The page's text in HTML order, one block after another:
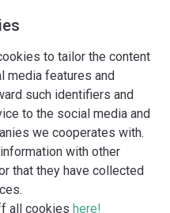
to tailor the content
media features and
such identifiers and
to the social media and
we cooperates with.
with other
that they have collected
all cookies here!